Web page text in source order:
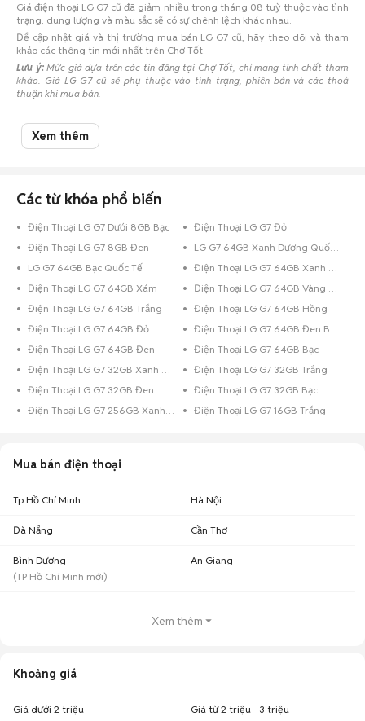
Giá điện thoại LG G7 cũ đã giảm nhiều trong tháng 08 tuỳ thuộc vào tình
trạng, dung lượng và màu sắc sẽ có sự chênh lệch khác nhau.
Để cập nhật giá và thị trường mua bán LG G7 cũ, hãy theo dõi và tham
khảo các thông tin mới nhất trên Chợ Tốt.
Lưu ý:Mức giá dựa trên các tin đăng tại Chợ Tốt, chỉ mang tính chất tham
khảo. Giá LG G7 cũ sẽ phụ thuộc vào tình trạng, phiên bản và các thoả
thuận khi mua bán.
Mua bán LG G7 cũ
Chợ Tốt có 1 tin đăng bán, mua LG G7 cũ với nhiều khoảng giá giúp người
Xem thêm
Các từ khóa phổ biến
Điện Thoại LG G7 Dưới 8GB Bạc
Điện Thoại LG G7 Đỏ
Điện Thoại LG G7 8GB Đen
LG G7 64GB Xanh Dương Quốc Tế
LG G7 64GB Bạc Quốc Tế
Điện Thoại LG G7 64GB Xanh Dương
Điện Thoại LG G7 64GB Xám
Điện Thoại LG G7 64GB Vàng Hồng
Điện Thoại LG G7 64GB Trắng
Điện Thoại LG G7 64GB Hồng
Điện Thoại LG G7 64GB Đỏ
Điện Thoại LG G7 64GB Đen Bóng
Điện Thoại LG G7 64GB Đen
Điện Thoại LG G7 64GB Bạc
Điện Thoại LG G7 32GB Xanh Dương
Điện Thoại LG G7 32GB Trắng
Điện Thoại LG G7 32GB Đen
Điện Thoại LG G7 32GB Bạc
Điện Thoại LG G7 256GB Xanh Dương
Điện Thoại LG G7 16GB Trắng
Mua bán điện thoại
Tp Hồ Chí Minh Hà Nội
Đà Nẵng Cần Thơ
Bình Dương
(TP Hồ Chí Minh mới)
An Giang
Xem thêm
Khoảng giá
Giá dưới 2 triệu Giá từ 2 triệu - 3 triệu